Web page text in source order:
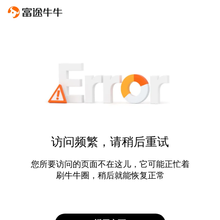
访问频繁，请稍后重试
您所要访问的页面不在这儿，它可能正忙着
刷牛牛圈，稍后就能恢复正常